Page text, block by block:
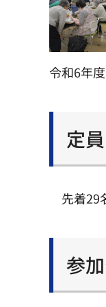
令和6年
定員
先着29
参